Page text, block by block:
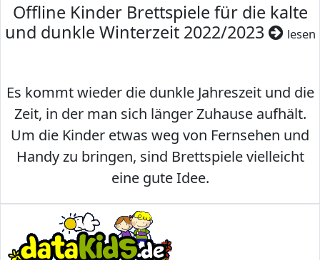
Offline Kinder Brettspiele für die kalte
und dunkle Winterzeit 2022/2023
lesen
Es kommt wieder die dunkle Jahreszeit und die
Zeit, in der man sich länger Zuhause aufhält.
Um die Kinder etwas weg von Fernsehen und
Handy zu bringen, sind Brettspiele vielleicht
eine gute Idee.